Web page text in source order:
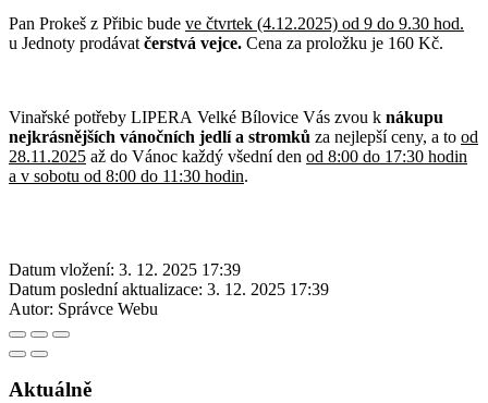
Pan Prokeš z Přibic bude ve čtvrtek (4.12.2025) od 9 do 9.30 hod.
u Jednoty prodávat čerstvá vejce. Cena za proložku je 160 Kč.
Vinařské potřeby LIPERA Velké Bílovice Vás zvou k nákupu
nejkrásnějších vánočních jedlí a stromků za nejlepší ceny, a to od
28.11.2025 až do Vánoc každý všední den od 8:00 do 17:30 hodin
a v sobotu od 8:00 do 11:30 hodin.
Datum vložení: 3. 12. 2025 17:39
Datum poslední aktualizace: 3. 12. 2025 17:39
Autor: Správce Webu
Aktuálně